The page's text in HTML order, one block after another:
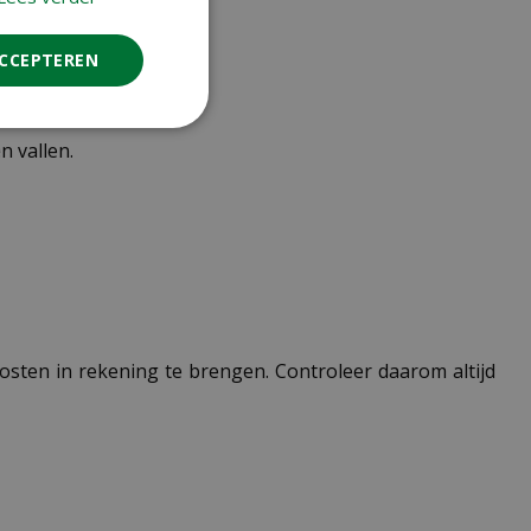
vallen.
in rekening te brengen. Controleer daarom altijd